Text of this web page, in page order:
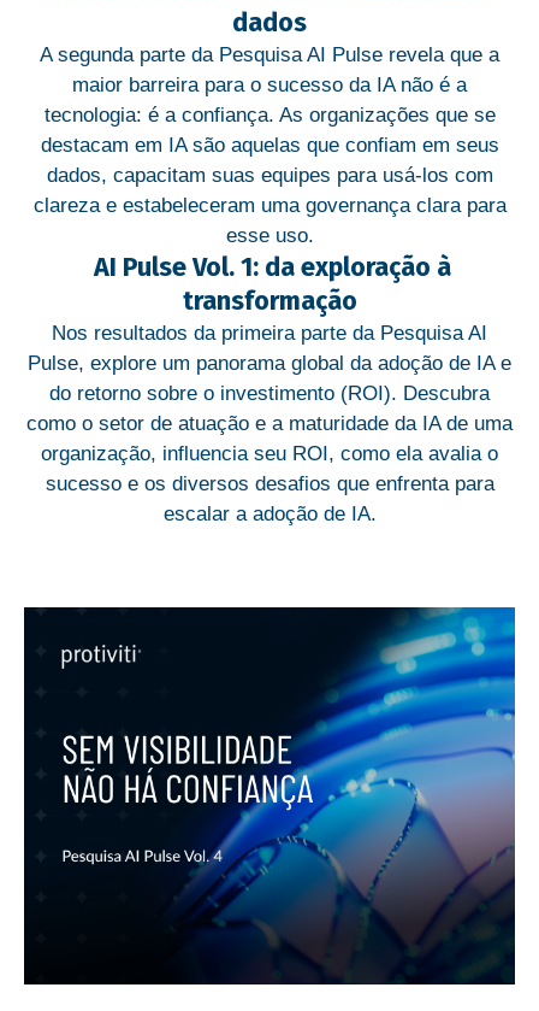
dados
A segunda parte da Pesquisa AI Pulse revela que a
maior barreira para o sucesso da IA ​​não é a
tecnologia: é a confiança. As organizações que se
destacam em IA são aquelas que confiam em seus
dados, capacitam suas equipes para usá-los com
clareza e estabeleceram uma governança clara para
esse uso.
AI Pulse Vol. 1: da exploração à
transformação
Nos resultados da primeira parte da Pesquisa AI
Pulse, explore um panorama global da adoção de IA e
do retorno sobre o investimento (ROI). Descubra
como o setor de atuação e a maturidade da IA de uma
organização, influencia seu ROI, como ela avalia o
sucesso e os diversos desafios que enfrenta para
escalar a adoção de IA.